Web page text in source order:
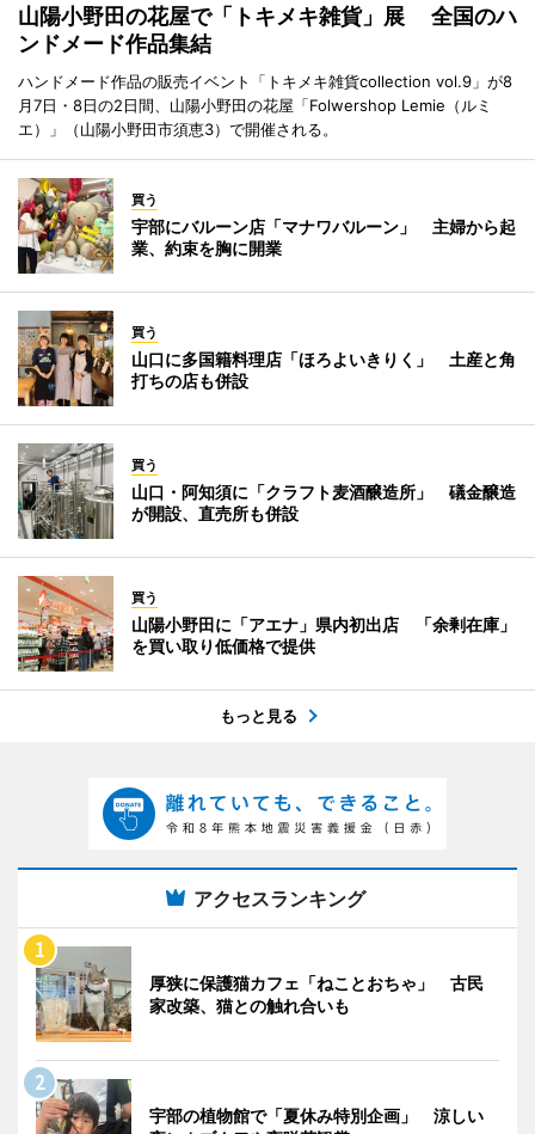
山陽小野田の花屋で「トキメキ雑貨」展 全国のハ
ンドメード作品集結
ハンドメード作品の販売イベント「トキメキ雑貨collection vol.9」が8
月7日・8日の2日間、山陽小野田の花屋「Folwershop Lemie（ルミ
エ）」（山陽小野田市須恵3）で開催される。
買う
宇部にバルーン店「マナワバルーン」 主婦から起
業、約束を胸に開業
買う
山口に多国籍料理店「ほろよいきりく」 土産と角
打ちの店も併設
買う
山口・阿知須に「クラフト麦酒醸造所」 礒金醸造
が開設、直売所も併設
買う
山陽小野田に「アエナ」県内初出店 「余剰在庫」
を買い取り低価格で提供
もっと見る
アクセスランキング
厚狭に保護猫カフェ「ねことおちゃ」 古民
家改築、猫との触れ合いも
宇部の植物館で「夏休み特別企画」 涼しい